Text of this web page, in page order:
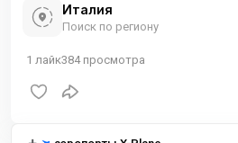
Италия
Поиск по региону
1 лайк384просмотра